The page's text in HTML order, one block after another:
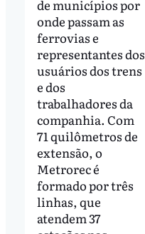
de municípios por
onde passam as
ferrovias e
representantes dos
usuários dos trens
e dos
trabalhadores da
companhia. Com
71 quilômetros de
extensão, o
Metrorec é
formado por três
linhas, que
atendem 37